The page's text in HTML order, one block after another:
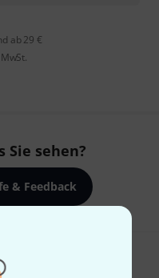
ab 29 €
Sie sehen?
& Feedback